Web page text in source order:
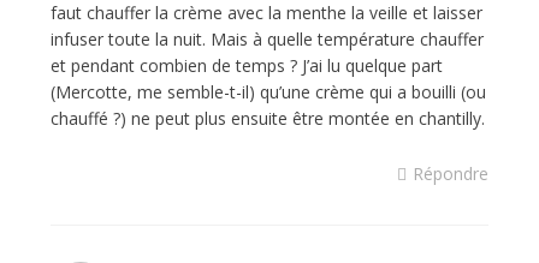
faut chauffer la crème avec la menthe la veille et laisser
infuser toute la nuit. Mais à quelle température chauffer
et pendant combien de temps ? J’ai lu quelque part
(Mercotte, me semble-t-il) qu’une crème qui a bouilli (ou
chauffé ?) ne peut plus ensuite être montée en chantilly.
Répondre